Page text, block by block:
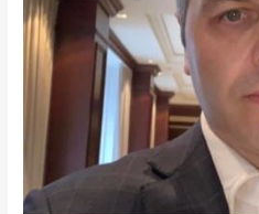
закінчення
війни,
хоча
розуміють,
закінчити
швидко